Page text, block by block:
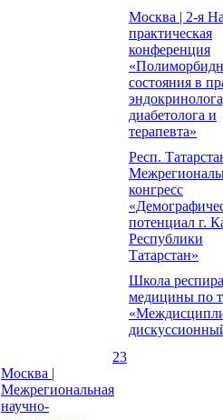
Москва | 2-я
практическая
конференция
состояния в
диабетолога и
терапевта»
Респ.
конгресс
потенциал г.
Республики
Татарстан»
Школа
медицины по
23
Москва |
Межрегиональная
научно-